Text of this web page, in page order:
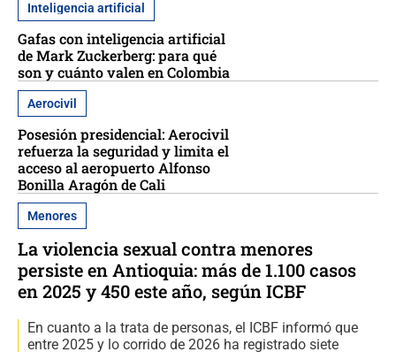
Inteligencia artificial
Gafas con inteligencia artificial
de Mark Zuckerberg: para qué
son y cuánto valen en Colombia
Aerocivil
Posesión presidencial: Aerocivil
refuerza la seguridad y limita el
acceso al aeropuerto Alfonso
Bonilla Aragón de Cali
Menores
La violencia sexual contra menores
persiste en Antioquia: más de 1.100 casos
en 2025 y 450 este año, según ICBF
En cuanto a la trata de personas, el ICBF informó que
entre 2025 y lo corrido de 2026 ha registrado siete